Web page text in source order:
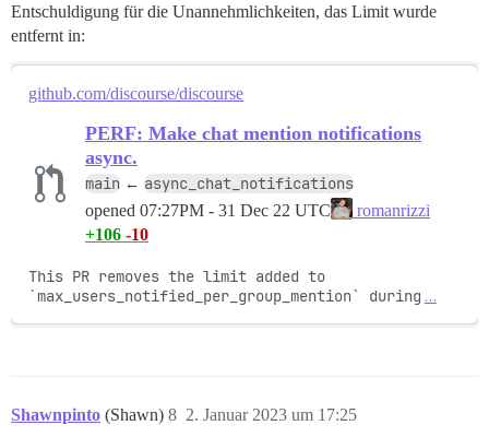
Entschuldigung für die Unannehmlichkeiten, das Limit wurde
entfernt in:
github.com/discourse/discourse
PERF: Make chat mention notifications
async.
main ← async_chat_notifications
opened 07:27PM - 31 Dec 22 UTC
romanrizzi
+106 -10
This PR removes the limit added to
`max_users_notified_per_group_mention` during …
Shawnpinto (Shawn) 2. Januar 2023 um 17:25
8